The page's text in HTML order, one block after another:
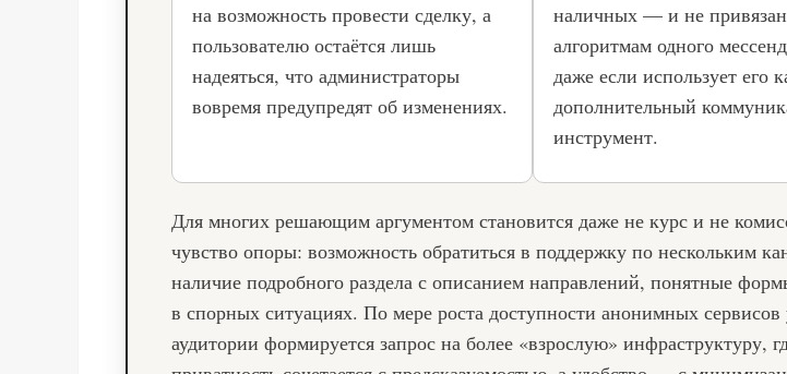
на возможность провести сделку, а
пользователю остаётся лишь
надеяться, что администраторы
вовремя предупредят об изменениях.
наличных — и не
алгоритмам одного
даже если использует его
дополнительный
инструмент.
Для многих решающим аргументом становится даже не курс и не
чувство опоры: возможность обратиться в поддержку по нескольким
наличие подробного раздела с описанием направлений, понятные
в спорных ситуациях. По мере роста доступности анонимных сервисов
аудитории формируется запрос на более «взрослую» инфраструктуру,